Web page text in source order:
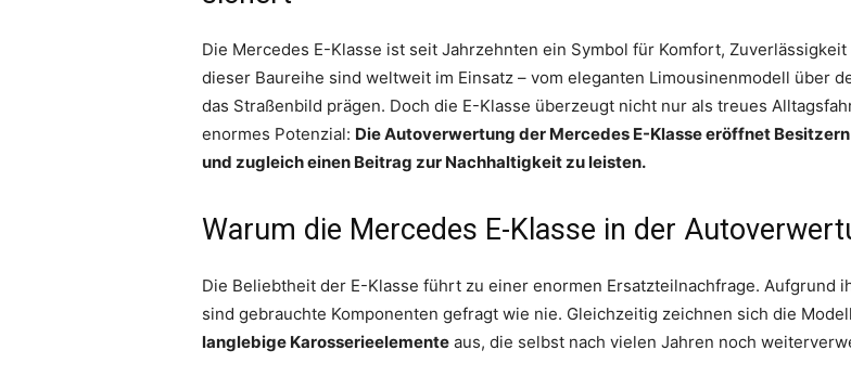
Die Mercedes E-Klasse ist seit Jahrzehnten ein Symbol für Komfort,
dieser Baureihe sind weltweit im Einsatz – vom eleganten Limousinenmodell über
das Straßenbild prägen. Doch die E-Klasse überzeugt nicht nur als treues
enormes Potenzial: Die Autoverwertung der Mercedes E-Klasse eröffnet
und zugleich einen Beitrag zur Nachhaltigkeit zu leisten.
Warum die Mercedes E-Klasse in der
Die Beliebtheit der E-Klasse führt zu einer enormen Ersatzteilnachfrage. Aufgrund
sind gebrauchte Komponenten gefragt wie nie. Gleichzeitig zeichnen sich die
langlebige Karosserieelemente aus, die selbst nach vielen Jahren noch